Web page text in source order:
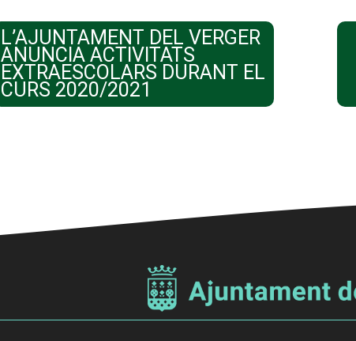
L’AJUNTAMENT DEL VERGER
ANUNCIA ACTIVITATS
EXTRAESCOLARS DURANT EL
CURS 2020/2021